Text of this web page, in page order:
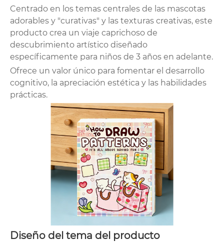
Centrado en los temas centrales de las mascotas
adorables y "curativas" y las texturas creativas, este
producto crea un viaje caprichoso de
descubrimiento artístico diseñado
específicamente para niños de 3 años en adelante.
Ofrece un valor único para fomentar el desarrollo
cognitivo, la apreciación estética y las habilidades
prácticas.
Diseño del tema del producto